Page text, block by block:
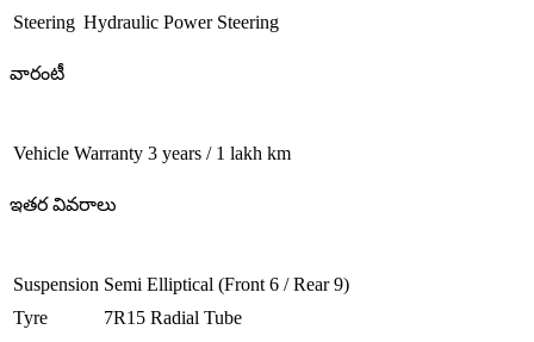
Steering Hydraulic Power Steering
వారంటీ
Vehicle Warranty 3 years / 1 lakh km
ఇతర వివరాలు
Suspension Semi Elliptical (Front 6 / Rear 9)
Tyre
7R15 Radial Tube